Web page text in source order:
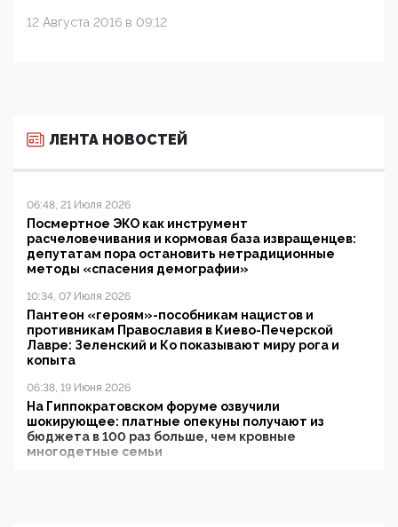
12 Августа 2016 в 09:12
ЛЕНТА НОВОСТЕЙ
06:48, 21 Июля 2026
Посмертное ЭКО как инструмент
расчеловечивания и кормовая база извращенцев:
депутатам пора остановить нетрадиционные
методы «спасения демографии»
10:34, 07 Июля 2026
Пантеон «героям»-пособникам нацистов и
противникам Православия в Киево-Печерской
Лавре: Зеленский и Ко показывают миру рога и
копыта
06:38, 19 Июня 2026
На Гиппократовском форуме озвучили
шокирующее: платные опекуны получают из
бюджета в 100 раз больше, чем кровные
многодетные семьи